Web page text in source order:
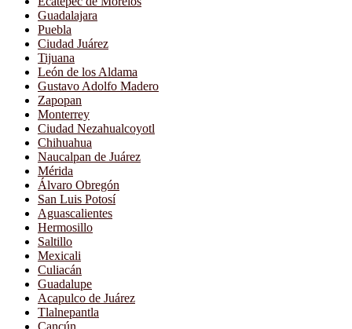
Guadalajara
Puebla
Ciudad Juárez
Tijuana
León de los Aldama
Gustavo Adolfo Madero
Zapopan
Monterrey
Ciudad Nezahualcoyotl
Chihuahua
Naucalpan de Juárez
Mérida
Álvaro Obregón
San Luis Potosí
Aguascalientes
Hermosillo
Saltillo
Mexicali
Culiacán
Guadalupe
Acapulco de Juárez
Tlalnepantla
Cancún